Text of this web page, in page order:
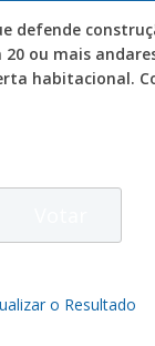
defende
ou mais
habitacional.
o Resultado